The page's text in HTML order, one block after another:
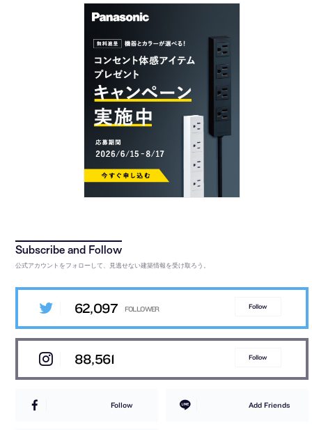
公式アカウントをフォローして、見逃せない建築情報を受け取ろう。
62,097 Follow
88,561 Follow
Follow Add Friends